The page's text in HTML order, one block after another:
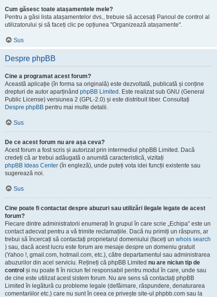
Cum găsesc toate atașamentele mele?
Pentru a găsi lista atașamentelor dvs., trebuie să accesați Panoul de control al
utilizatorului și să faceți clic pe opțiunea "Organizează atașamente".
Sus
Despre phpBB
Cine a programat acest forum?
Această aplicație (în forma sa originală) este dezvoltată, publicată și conține
drepturi de autor aparținând phpBB Limited . Este realizat sub GNU (General
Public License) versiunea 2 (GPL-2.0) și este distribuit liber. Consultați
Despre phpBB pentru mai multe detalii.
Sus
De ce acest forum nu are așa ceva?
Acest forum a fost scris și autorizat prin intermediul phpBB Limited. Dacă
credeți că ar trebui adăugată o anumită caracteristică, vizitați
phpBB Ideas Center (în engleză), unde puteți vota idei funcții existente sau
sugerează noi.
Sus
Cine poate fi contactat despre abuzuri sau utilizări ilegale legate de acest
forum?
Fiecare dintre administratorii enumerați în grupul în care scrie „Echipa” este un
contact adecvat pentru a vă trimite reclamațiile. Dacă nu primiți un răspuns, ar
trebui să încercați să contactați proprietarul domeniului (faceți un whois search
) sau, dacă acest lucru este forum are mesaje despre un domeniu gratuit
(Yahoo !, gmail.com, hotmail.com, etc.), către departamentul sau administrarea
abuzurilor din acel serviciu. Rețineți că phpBB Limited nu are niciun tip de
control și nu poate fi în niciun fel responsabil pentru modul în care, unde sau
de cine este utilizat acest sistem forum. Nu are sens să contactați phpBB
Limited în legătură cu probleme legale (defăimare, răspundere, denaturarea
comentariilor etc.) care nu sunt în ceea ce privește site-ul phpbb.com sau la